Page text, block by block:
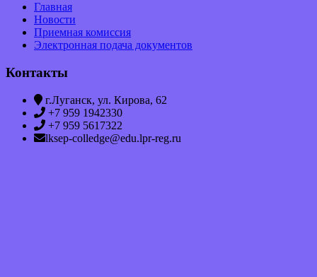
Главная
Новости
Приемная комиссия
Электронная подача документов
Контакты
г.Луганск, ул. Кирова, 62
+7 959 1942330
+7 959 5617322
lksep-colledge@edu.lpr-reg.ru